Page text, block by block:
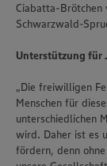
Wir setzen
ein
Website zu
Ciabatta-Brötchen
Schwarzwald-
Unterstützung für
„Die freiwilligen
Menschen für
unterschiedlichen
wird. Daher ist es
fördern, denn